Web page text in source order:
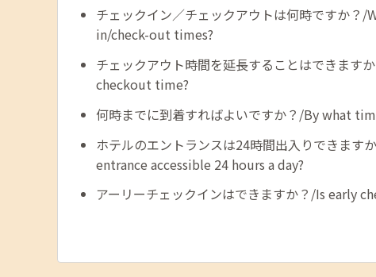
チェックイン／チェックアウトは何時ですか？/
in/check-out times?
チェックアウト時間を延長することはできます
checkout time?
何時までに到着すればよいですか？/By what
ホテルのエントランスは24時間出入りできます
entrance accessible 24 hours a day?
アーリーチェックインはできますか？/Is early